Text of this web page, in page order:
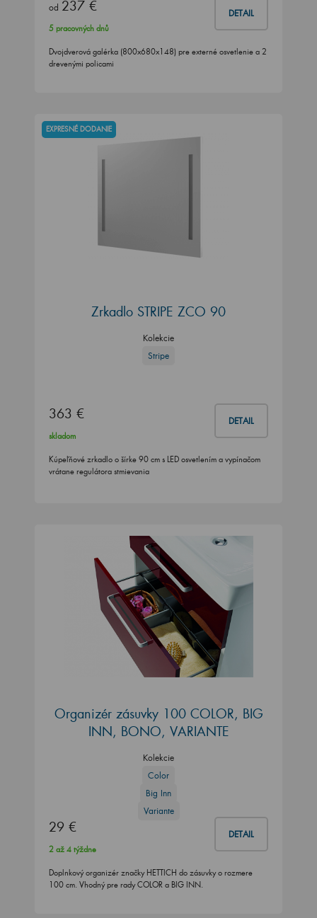
od 237 € DETAIL
5 pracovných dnů
Dvojdverová galérka (800x680x148) pre externé osvetlenie a 2
drevenými policami
EXPRESNÉ DODANIE
Zrkadlo STRIPE ZCO 90
Kolekcie
Stripe
363 € DETAIL
skladom
Kúpeľňové zrkadlo o šírke 90 cm s LED osvetlením a vypínačom
vrátane regulátora stmievania
Organizér zásuvky 100 COLOR, BIG
INN, BONO, VARIANTE
Kolekcie
Color
Big Inn
Variante
29 € DETAIL
2 až 4 týždne
Doplnkový organizér značky HETTICH do zásuvky o rozmere
100 cm. Vhodný pre rady COLOR a BIG INN.